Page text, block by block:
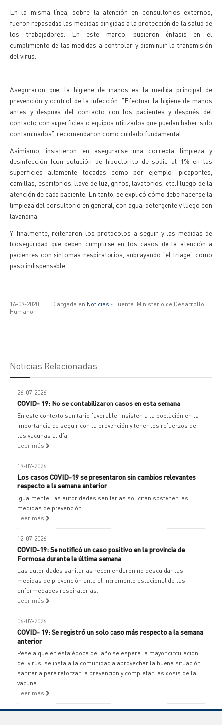
En la misma línea, sobre la atención en consultorios externos,
fueron repasadas las medidas dirigidas a la protección de la salud de
los trabajadores. En este marco, pusieron énfasis en el
cumplimiento de las medidas a controlar y disminuir la transmisión
del virus.
Aseguraron que, la higiene de manos es la medida principal de
prevención y control de la infección. "Efectuar la higiene de manos
antes y después del contacto con los pacientes y después del
contacto con superficies o equipos utilizados que puedan haber sido
contaminados", recomendaron como cuidado fundamental.
Asimismo, insistieron en asegurarse una correcta limpieza y
desinfección (con solución de hipoclorito de sodio al 1% en las
superficies altamente tocadas como por ejemplo: picaportes,
camillas, escritorios, llave de luz, grifos, lavatorios, etc.) luego de la
atención de cada paciente. En tanto, se explicó cómo debe hacerse la
limpieza del consultorio en general, con agua, detergente y luego con
lavandina.
Y finalmente, reiteraron los protocolos a seguir y las medidas de
bioseguridad que deben cumplirse en los casos de la atención a
pacientes con síntomas respiratorios, subrayando "el triage" como
paso indispensable.
16-09-2020 | Cargada en Noticias - Fuente: Ministerio de Desarrollo
Humano
Noticias Relacionadas
26-07-2026
COVID- 19: No se contabilizaron casos en esta semana
En este contexto sanitario favorable, insisten a la población en la
importancia de seguir con la prevención y tener los refuerzos de
las vacunas al día.
Leer más
19-07-2026
Los casos COVID-19 se presentaron sin cambios relevantes
respecto a la semana anterior
Igualmente, las autoridades sanitarias solicitan sostener las
medidas de prevención.
Leer más
12-07-2026
COVID-19: Se notificó un caso positivo en la provincia de
Formosa durante la última semana
Las autoridades sanitarias recomendaron no descuidar las
medidas de prevención ante el incremento estacional de las
enfermedades respiratorias.
Leer más
06-07-2026
COVID- 19: Se registró un solo caso más respecto a la semana
anterior
Pese a que en esta época del año se espera la mayor circulación
del virus, se insta a la comunidad a aprovechar la buena situación
sanitaria para reforzar la prevención y completar las dosis de la
vacuna.
Leer más